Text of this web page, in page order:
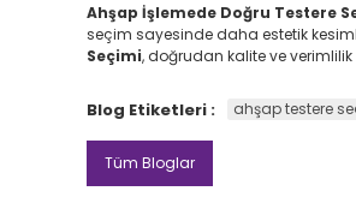
Ahşap İşlemede Doğru Testere
seçim sayesinde daha estetik
Seçimi, doğrudan kalite ve
Blog Etiketleri : ahşap testere
Tüm Bloglar